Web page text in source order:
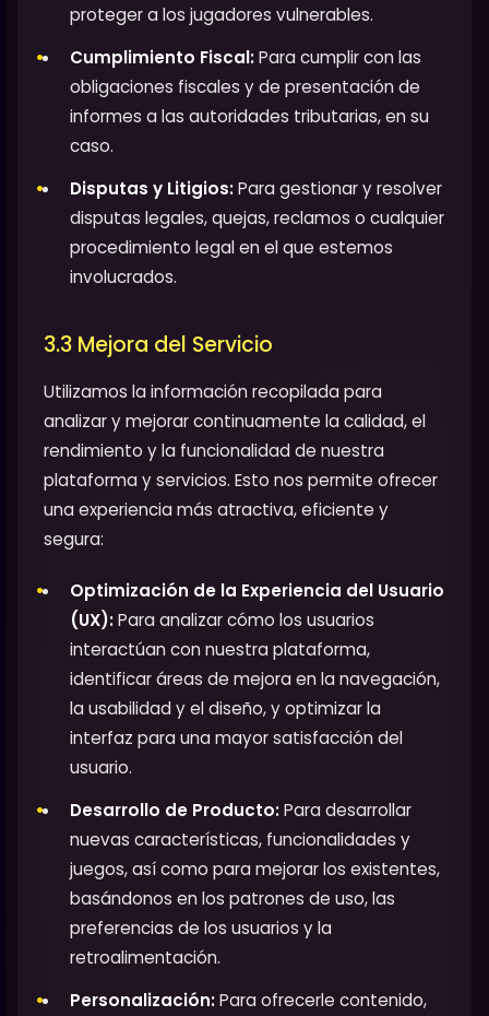
proteger a los jugadores vulnerables.
Cumplimiento Fiscal:Para cumplir con las
obligaciones fiscales y de presentación de
informes a las autoridades tributarias, en su
caso.
Disputas y Litigios:Para gestionar y resolver
disputas legales, quejas, reclamos o cualquier
procedimiento legal en el que estemos
involucrados.
3.3 Mejora del Servicio
Utilizamos la información recopilada para
analizar y mejorar continuamente la calidad, el
rendimiento y la funcionalidad de nuestra
plataforma y servicios. Esto nos permite ofrecer
una experiencia más atractiva, eficiente y
segura:
Optimización de la Experiencia del Usuario
(UX):Para analizar cómo los usuarios
interactúan con nuestra plataforma,
identificar áreas de mejora en la navegación,
la usabilidad y el diseño, y optimizar la
interfaz para una mayor satisfacción del
usuario.
Desarrollo de Producto:Para desarrollar
nuevas características, funcionalidades y
juegos, así como para mejorar los existentes,
basándonos en los patrones de uso, las
preferencias de los usuarios y la
retroalimentación.
Personalización:Para ofrecerle contenido,